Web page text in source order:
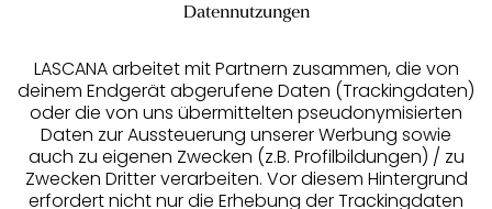
Services
Datennutzungen
LASCANA arbeitet mit Partnern zusammen, die von
deinem Endgerät abgerufene Daten (Trackingdaten)
oder die von uns übermittelten pseudonymisierten
Daten zur Aussteuerung unserer Werbung sowie
auch zu eigenen Zwecken (z.B. Profilbildungen) / zu
Zwecken Dritter verarbeiten. Vor diesem Hintergrund
erfordert nicht nur die Erhebung der Trackingdaten